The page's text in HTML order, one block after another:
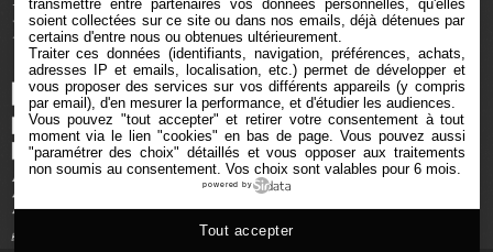
transmettre entre partenaires vos données personnelles, qu'elles
soient collectées sur ce site ou dans nos emails, déjà détenues par
certains d'entre nous ou obtenues ultérieurement.
Traiter ces données (identifiants, navigation, préférences, achats,
adresses IP et emails, localisation, etc.) permet de développer et
vous proposer des services sur vos différents appareils (y compris
par email), d'en mesurer la performance, et d'étudier les audiences.
Vous pouvez "tout accepter" et retirer votre consentement à tout
moment via le lien "cookies" en bas de page. Vous pouvez aussi
"paramétrer des choix" détaillés et vous opposer aux traitements
non soumis au consentement. Vos choix sont valables pour 6 mois.
powered by
Tout accepter